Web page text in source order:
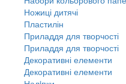
Ножиці дитячі
Пластилін
Приладдя для творчості
Приладдя для творчості
Декоративні елементи
Декоративні елементи